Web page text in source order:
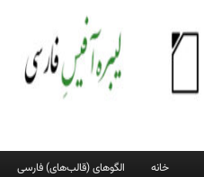
به
محتوای
به
محتوای
لیبره‌آفیس فارسی
وبلاگ فعالان پروژهٔ لیبره‌آفیس فارسی
خانه الگوهای (قالب‌های) فارسی